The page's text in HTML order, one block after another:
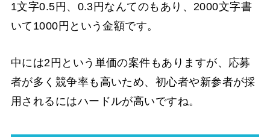
1文字0.5円、0.3円なんてのもあり、2000文字書
いて1000円という金額です。
中には2円という単価の案件もありますが、応募
者が多く競争率も高いため、初心者や新参者が採
用されるにはハードルが高いですね。